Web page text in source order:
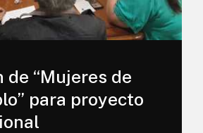
de “Mujeres de
para proyecto